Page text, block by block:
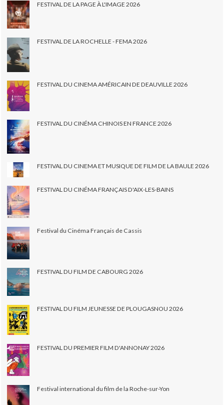
FESTIVAL DE LA PAGE À L'IMAGE 2026
FESTIVAL DE LA ROCHELLE - FEMA 2026
FESTIVAL DU CINEMA AMÉRICAIN DE DEAUVILLE 2026
FESTIVAL DU CINÉMA CHINOIS EN FRANCE 2026
FESTIVAL DU CINEMA ET MUSIQUE DE FILM DE LA BAULE 2026
FESTIVAL DU CINÉMA FRANÇAIS D'AIX-LES-BAINS
Festival du Cinéma Français de Cassis
FESTIVAL DU FILM DE CABOURG 2026
FESTIVAL DU FILM JEUNESSE DE PLOUGASNOU 2026
FESTIVAL DU PREMIER FILM D'ANNONAY 2026
Festival international du film de la Roche-sur-Yon